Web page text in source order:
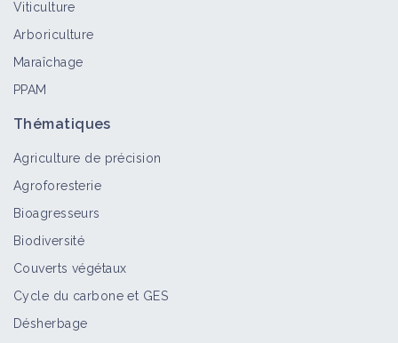
Viticulture
Arboriculture
Maraîchage
PPAM
Thématiques
Agriculture de précision
Agroforesterie
Bioagresseurs
Biodiversité
Couverts végétaux
Cycle du carbone et GES
Désherbage